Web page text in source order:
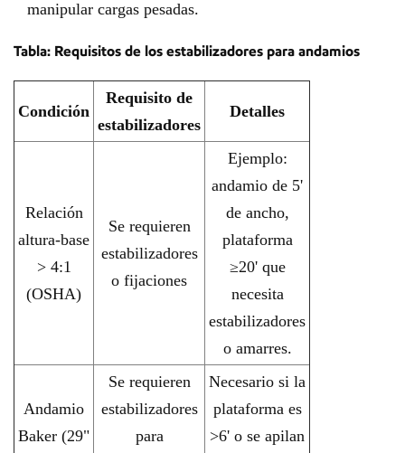
manipular cargas pesadas.
Tabla: Requisitos de los estabilizadores para andamios
Condición
Requisito de
estabilizadores
Detalles
Relación
altura-base
> 4:1
(OSHA)
Se requieren
estabilizadores
o fijaciones
Ejemplo:
andamio de 5'
de ancho,
plataforma
≥20' que
necesita
estabilizadores
o amarres.
Andamio
Baker (29"
Se requieren
estabilizadores
para
Necesario si la
plataforma es
>6' o se apilan